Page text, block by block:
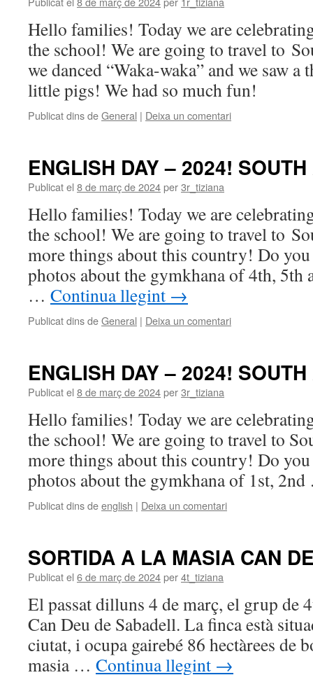
Hello families! Today we are
the school! We are going to travel to
we danced “Waka-waka” and we saw a
little pigs! We had so much fun!
Publicat dins deGeneral | Deixa un comentari
ENGLISH DAY – 2024!
Publicat el 8 de març de 2024per3r_tiziana
Hello families! Today we are
the school! We are going to travel to
more things about this country! Do you
photos about the gymkhana of 4th, 5th
… Continua llegint →
Publicat dins deGeneral | Deixa un comentari
ENGLISH DAY – 2024!
Publicat el 8 de març de 2024per3r_tiziana
Hello families! Today we are
the school! We are going to travel to
more things about this country! Do you
photos about the gymkhana of 1st,
Publicat dins deenglish | Deixa un comentari
SORTIDA A LA MASIA CAN
Publicat el 6 de març de 2024per4t_tiziana
El passat dilluns 4 de març, el grup de
Can Deu de Sabadell. La finca està
ciutat, i ocupa gairebé 86 hectàrees de
masia … Continua llegint →